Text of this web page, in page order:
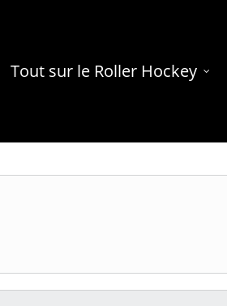
Tout sur le Roller Hockey